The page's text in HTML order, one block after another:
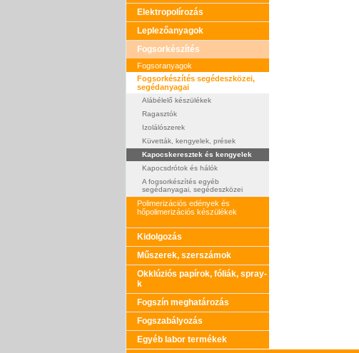
Elektropolírozás
Leplezőanyagok
Fogsorkészítés
Fogsoranyagok
Fogsorkészítés segédeszközei,
segédanyagai
Alábélelő készülékek
Ragasztók
Izolálószerek
Küvetták, kengyelek, prések
Kapocskeresztek és kengyelek
Kapocsdrótok és hálók
A fogsorkészítés egyéb
segédanyagai, segédeszközei
Polimerizációs edények és
hőpolimerizációs készülékek
Kidolgozás
Műszerek, szerszámok
Okklúziós papírok, fóliák, spray-
k
Fogszín meghatározás
Fogszabályozás
Egyéb labor termékek